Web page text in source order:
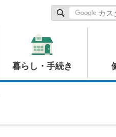
暮らし・手続き